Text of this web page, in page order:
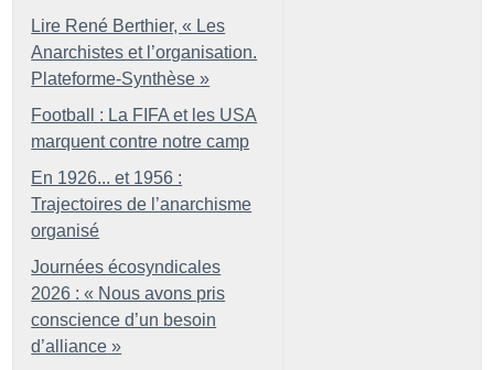
Lire René Berthier, « Les
Anarchistes et l’organisation.
Plateforme-Synthèse »
Football : La FIFA et les USA
marquent contre notre camp
En 1926... et 1956 :
Trajectoires de l’anarchisme
organisé
Journées écosyndicales
2026 : « Nous avons pris
conscience d’un besoin
d’alliance »